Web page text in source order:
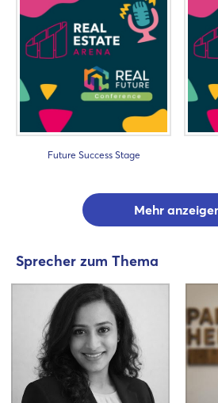
Future Success Stage
Mehr
Sprecher zum Thema